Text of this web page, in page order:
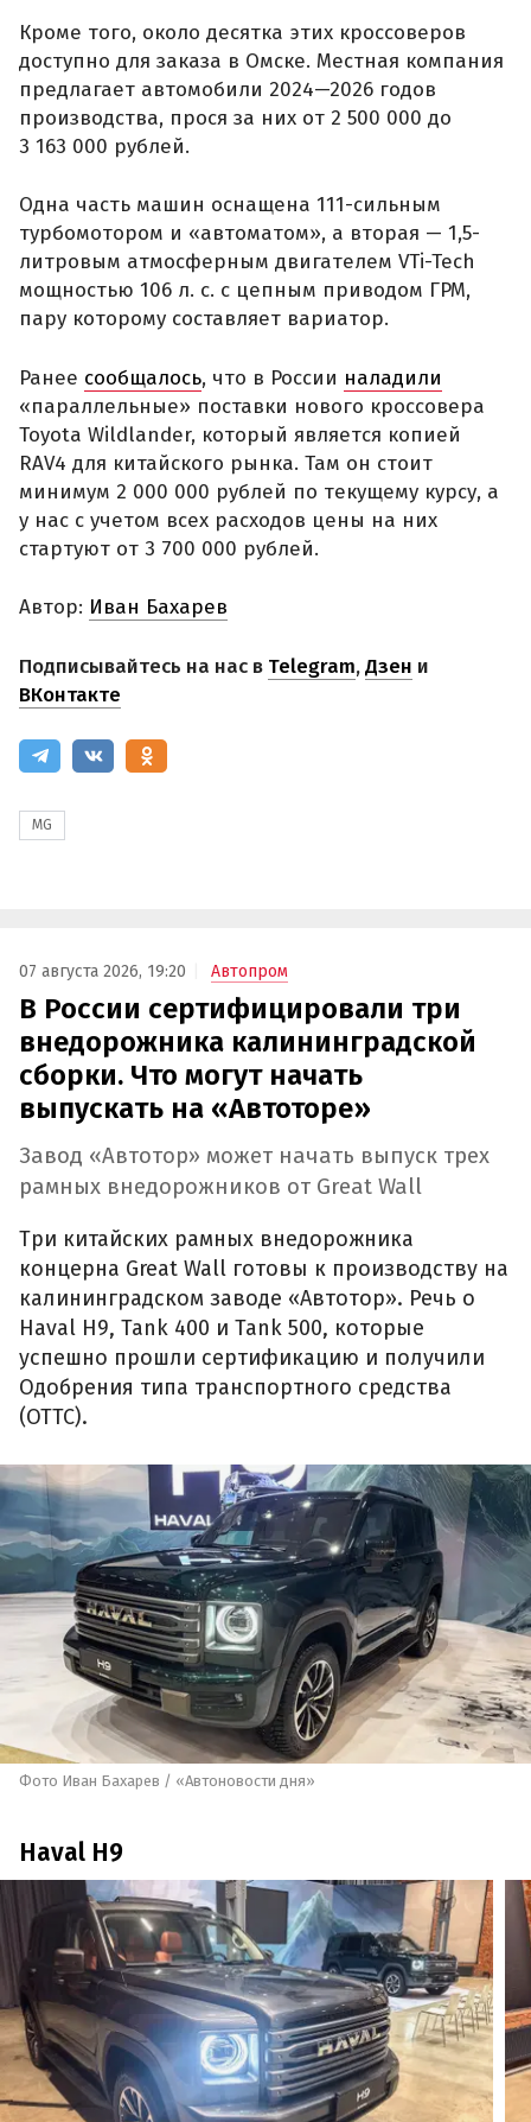
Кроме того, около десятка этих кроссоверов
доступно для заказа в Омске. Местная компания
предлагает автомобили 2024—2026 годов
производства, прося за них от 2 500 000 до
3 163 000 рублей.
Одна часть машин оснащена 111-сильным
турбомотором и «автоматом», а вторая — 1,5-
литровым атмосферным двигателем VTi-Tech
мощностью 106 л. с. с цепным приводом ГРМ,
пару которому составляет вариатор.
Ранее сообщалось, что в России наладили
«параллельные» поставки нового кроссовера
Toyota Wildlander, который является копией
RAV4 для китайского рынка. Там он стоит
минимум 2 000 000 рублей по текущему курсу, а
у нас с учетом всех расходов цены на них
стартуют от 3 700 000 рублей.
Автор: Иван Бахарев
Подписывайтесь на нас в Telegram,Дзен и
ВКонтакте
MG
07 августа 2026, 19:20 Автопром
В России сертифицировали три
внедорожника калининградской
сборки. Что могут начать
выпускать на «Автоторе»
Завод «Автотор» может начать выпуск трех
рамных внедорожников от Great Wall
Три китайских рамных внедорожника
концерна Great Wall готовы к производству на
калининградском заводе «Автотор». Речь о
Haval H9, Tank 400 и Tank 500, которые
успешно прошли сертификацию и получили
Одобрения типа транспортного средства
(ОТТС).
Фото Иван Бахарев / «Автоновости дня»
Haval H9